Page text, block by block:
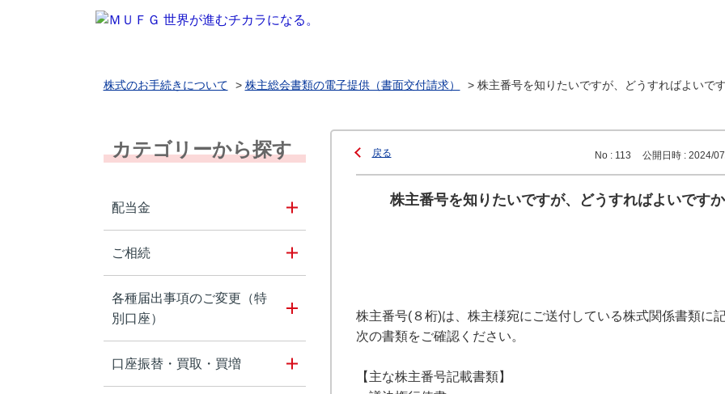
株式のお手続きについて > 株主総会書類の電子提供（書面交付請求） > 株主番号を知りたいですが、どうすればよいで
カテゴリーから探す
配当金
ご相続
各種届出事項のご変更（特
別口座）
口座振替・買取・買増
戻る No : 113 公開日時 : 2024/
株主番号を知りたいですが、どうすればよいですか
株主番号(８桁)は、株主様宛にご送付している株式関係書類に
次の書類をご確認ください。
【主な株主番号記載書類】